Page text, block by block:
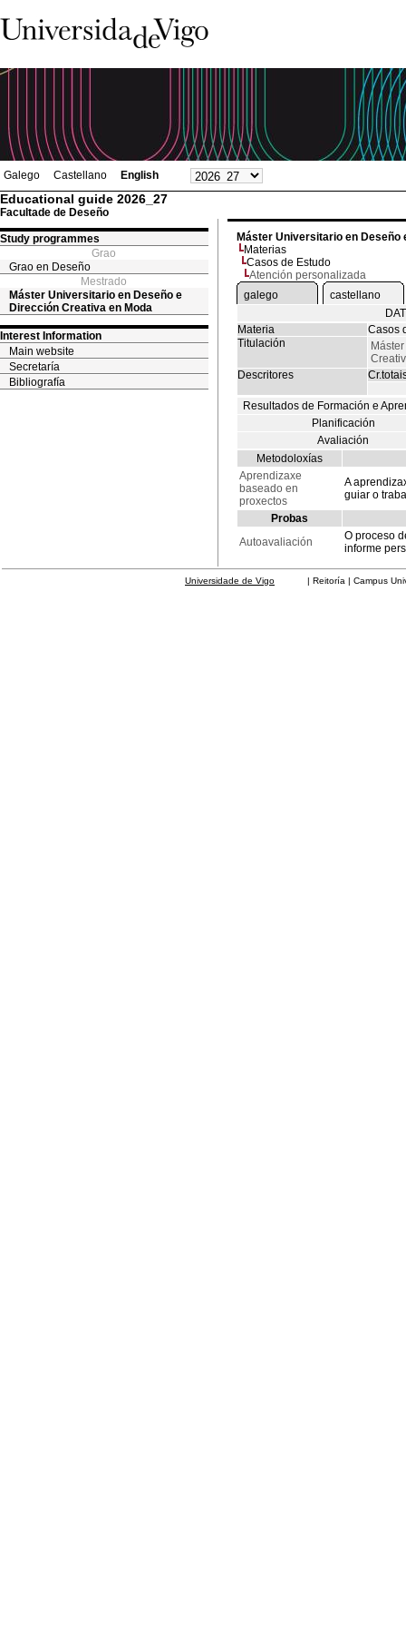
Galego Castellano English
Educational guide 2026_27
Facultade de Deseño
Study programmes
Grao
Grao en Deseño
Mestrado
Máster Universitario en Deseño e
Dirección Creativa en Moda
Interest Information
Main website
Secretaría
Bibliografía
Máster Universitario en Deseño
Materias
Casos de Estudo
Atención personalizada
galego
castellano
Materia
Casos
Titulación
Descritores
Resultados de Formación e
Planificación
Avaliación
Metodoloxías
Aprendizaxe
baseado en
proxectos
A
guiar o
Probas
Autoavaliación
O proceso
informe
Universidade de Vigo | Reitoría | Campus